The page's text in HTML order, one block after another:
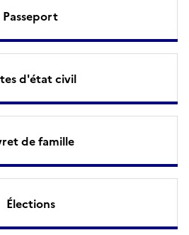
Passeport
d'état civil
de famille
Élections